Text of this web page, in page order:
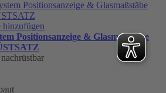
hinzufügen
Positionsanzeige & Glasmaßstäbe